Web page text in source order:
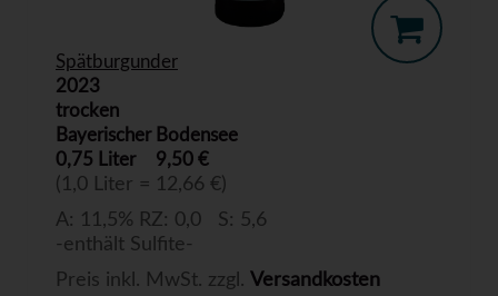
Spätburgunder
2023
trocken
Bayerischer Bodensee
0,75 Liter
9,50 €
(1,0 Liter = 12,66 €)
A: 11,5% RZ: 0,0 S: 5,6
-enthält Sulfite-
Preis inkl. MwSt. zzgl. Versandkosten